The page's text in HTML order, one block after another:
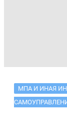
МПА И ИНАЯ